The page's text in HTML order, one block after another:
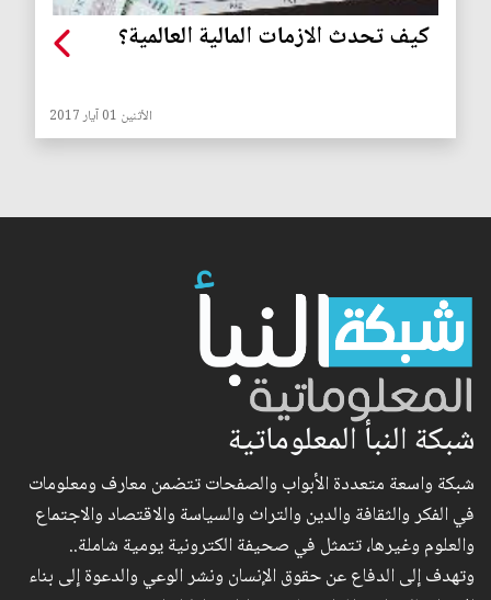
كيف تحدث الازمات المالية العالمية؟
الأثنين 01 آيار 2017
شبكة النبأ المعلوماتية
شبكة واسعة متعددة الأبواب والصفحات تتضمن معارف ومعلومات
في الفكر والثقافة والدين والتراث والسياسة والاقتصاد والاجتماع
والعلوم وغيرها، تتمثل في صحيفة الكترونية يومية شاملة..
وتهدف إلى الدفاع عن حقوق الإنسان ونشر الوعي والدعوة إلى بناء